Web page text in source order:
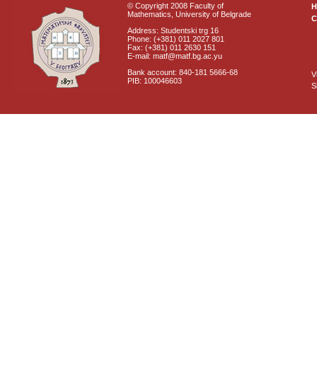
© Copyright 2008 Faculty of
Mathematics, University of Belgrade
Address: Studentski trg 16
Phone: (+381) 011 2027 801
Fax: (+381) 011 2630 151
E-mail: matf@matf.bg.ac.yu
Bank account: 840-181 5666-68
PIB: 100046603